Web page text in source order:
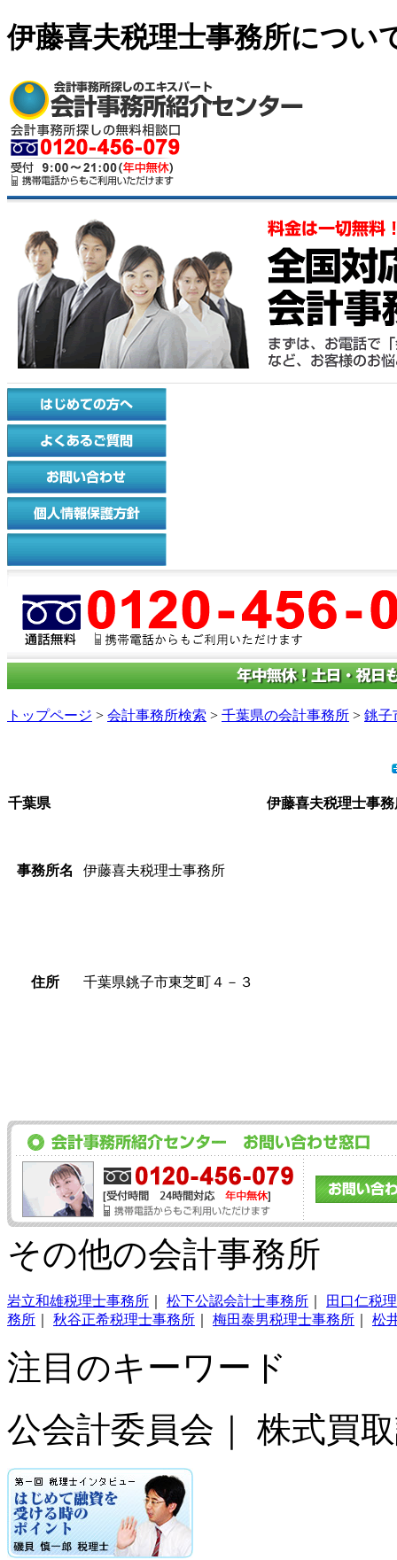
伊藤喜夫税理士事務所につい
トップページ > 会計事務所検索 > 千葉県の会計事務所 > 銚子
千葉県 伊藤喜夫税理士事務
事務所名 伊藤喜夫税理士事務所
住所 千葉県銚子市東芝町４－３
その他の会計事務所
岩立和雄税理士事務所 松下公認会計士事務所
田口仁税
務所
秋谷正希税理士事務所 梅田泰男税理士事務所 松
注目のキーワード
公会計委員会｜ 株式買